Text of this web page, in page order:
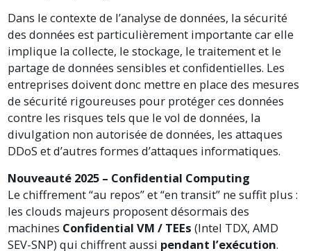
Dans le contexte de l’analyse de données, la sécurité
des données est particulièrement importante car elle
implique la collecte, le stockage, le traitement et le
partage de données sensibles et confidentielles. Les
entreprises doivent donc mettre en place des mesures
de sécurité rigoureuses pour protéger ces données
contre les risques tels que le vol de données, la
divulgation non autorisée de données, les attaques
DDoS et d’autres formes d’attaques informatiques.
Nouveauté 2025 – Confidential Computing
Le chiffrement “au repos” et “en transit” ne suffit plus :
les clouds majeurs proposent désormais des
machines Confidential VM / TEEs (Intel TDX, AMD
SEV-SNP) qui chiffrent aussi pendant l’exécution.